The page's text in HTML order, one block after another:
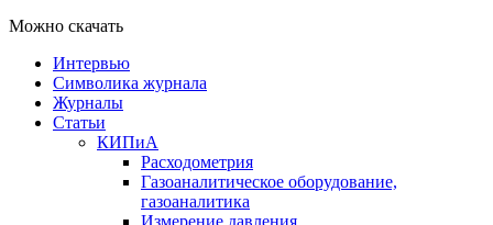
Можно скачать
Интервью
Символика журнала
Журналы
Статьи
КИПиА
Расходометрия
Газоаналитическое оборудование,
газоаналитика